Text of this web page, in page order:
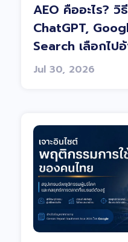
AEO คืออะไร? วิ
ChatGPT,
Search เลือกไป
Jul 30, 2026